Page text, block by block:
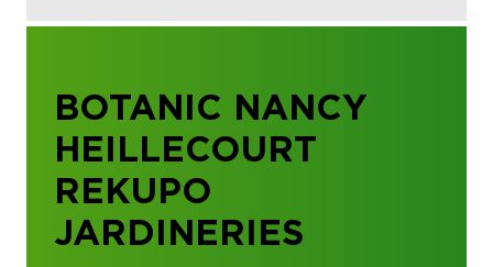
BOTANIC NANCY
HEILLECOURT
REKUPO
JARDINERIES